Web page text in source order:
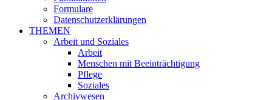
Formulare
Datenschutzerklärungen
THEMEN
Arbeit und Soziales
Arbeit
Menschen mit Beeinträchtigung
Pflege
Soziales
Archivwesen